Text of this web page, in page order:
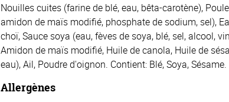
Nouilles cuites (farine de blé, eau, bêta-carotène),
amidon de maïs modifié, phosphate de sodium, sel),
choï, Sauce soya (eau, fèves de soya, blé, sel, alcool,
Amidon de maïs modifié, Huile de canola, Huile de
eau), Ail, Poudre d'oignon. Contient: Blé, Soya,
Allergènes